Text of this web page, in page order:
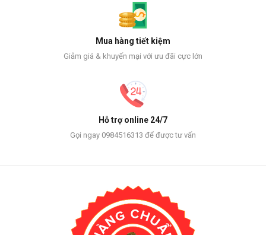
Mua hàng tiết kiệm
Giảm giá & khuyến mại với ưu đãi cực lớn
Hỗ trợ online 24/7
Gọi ngay 0984516313 để được tư vấn